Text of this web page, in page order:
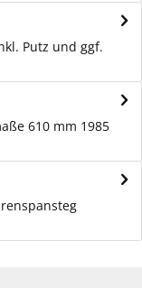
Putz und ggf.
610 mm 1985